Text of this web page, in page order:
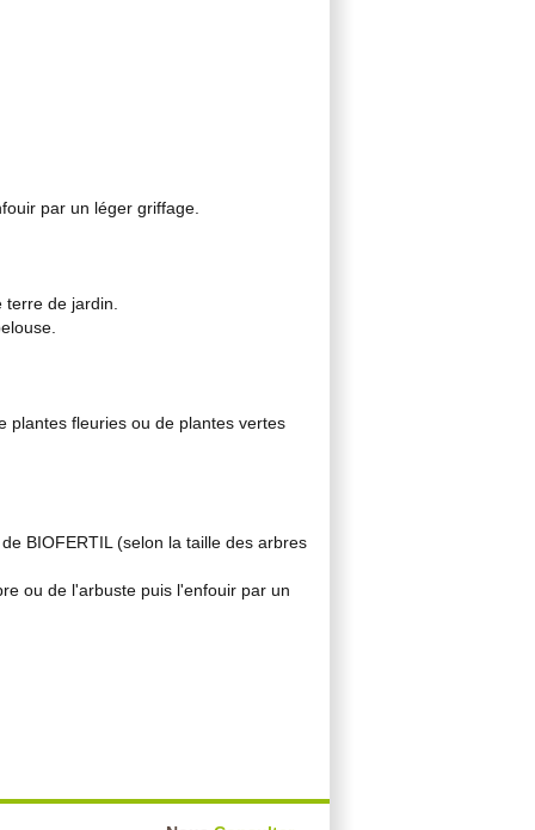
par un léger griffage.
de jardin.
fleuries ou de plantes vertes
BIOFERTIL (selon la taille des arbres
ou de l'arbuste puis l'enfouir par un